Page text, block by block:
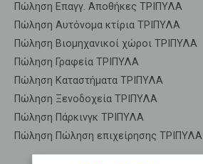
Πώληση Επαγγ. Αποθήκες ΤΡΙΠΥΛΑ
Πώληση Αυτόνομα κτίρια ΤΡΙΠΥΛΑ
Πώληση Βιομηχανικοί χώροι ΤΡΙΠΥΛΑ
Πώληση Γραφεία ΤΡΙΠΥΛΑ
Πώληση Καταστήματα ΤΡΙΠΥΛΑ
Πώληση Ξενοδοχεία ΤΡΙΠΥΛΑ
Πώληση Πάρκινγκ ΤΡΙΠΥΛΑ
Πώληση Πώληση επιχείρησης ΤΡΙΠΥΛΑ